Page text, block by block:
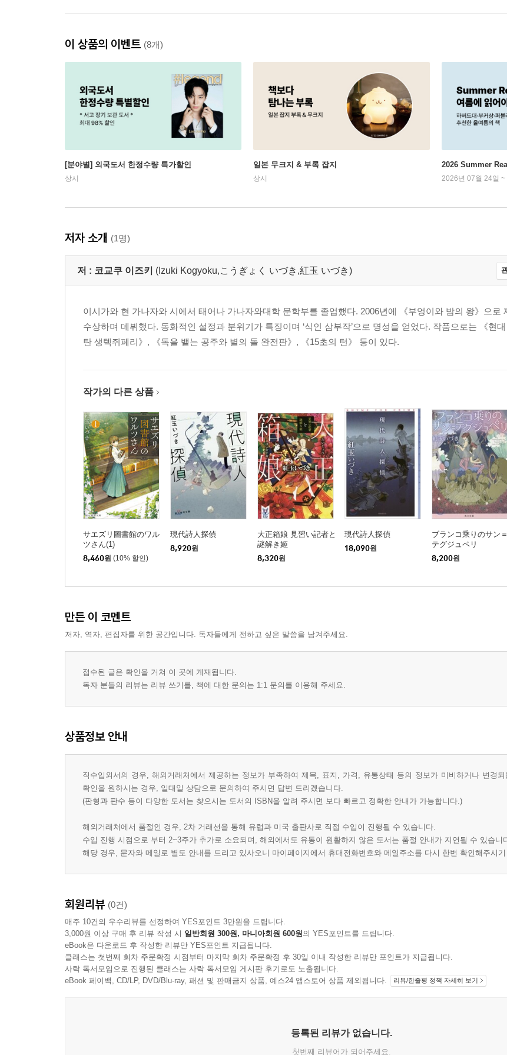
이 상품의 이벤트 (8개)
[분야별] 외국도서 한정수량 특가할인
상시
일본 무크지 & 부록 잡지
상시
2026 Summer
2026년 07월 24일 ~
저자 소개 (1명)
저 : 코교쿠 이즈키 (Izuki Kogyoku,こうぎょく いづき,紅玉 いづき)
이시가와 현 가나자와 시에서 태어나 가나자와대학 문학부를 졸업했다. 2006년에 《부엉이와 밤의 왕》으로
수상하며 데뷔했다. 동화적인 설정과 분위기가 특징이며 ‘식인 삼부작’으로 명성을 얻었다. 작품으로는 《현
탄 생텍쥐페리》, 《독을 뱉는 공주와 별의 돌 완전판》, 《15초의 턴》 등이 있다.
작가의 다른 상품
サエズリ圖書館のワル
ツさん(1)
8,460원 (10% 할인)
現代詩人探偵
8,920원
大正箱娘 見習い記者と
謎解き姬
8,320원
現代詩人探偵
18,090원
ブランコ乘りのサン＝
テグジュペリ
8,200원
만든 이 코멘트
저자, 역자, 편집자를 위한 공간입니다. 독자들에게 전하고 싶은 말씀을 남겨주세요.
접수된 글은 확인을 거쳐 이 곳에 게재됩니다.
독자 분들의 리뷰는 리뷰 쓰기를, 책에 대한 문의는 1:1 문의를 이용해 주세요.
상품정보 안내
직수입외서의 경우, 해외거래처에서 제공하는 정보가 부족하여 제목, 표지, 가격, 유통상태 등의 정보가 미비하거나 변경
확인을 원하시는 경우, 일대일 상담으로 문의하여 주시면 답변 드리겠습니다.
(판형과 판수 등이 다양한 도서는 찾으시는 도서의 ISBN을 알려 주시면 보다 빠르고 정확한 안내가 가능합니다.)
해외거래처에서 품절인 경우, 2차 거래선을 통해 유럽과 미국 출판사로 직접 수입이 진행될 수 있습니다.
수입 진행 시점으로 부터 2~3주가 추가로 소요되며, 해외에서도 유통이 원활하지 않은 도서는 품절 안내가 지연될 수 있습니
해당 경우, 문자와 메일로 별도 안내를 드리고 있사오니 마이페이지에서 휴대전화번호와 메일주소를 다시 한번 확인해주시
회원리뷰 (0건)
매주 10건의 우수리뷰를 선정하여 YES포인트 3만원을 드립니다.
3,000원 이상 구매 후 리뷰 작성 시 일반회원 300원, 마니아회원 600원의 YES포인트를 드립니다.
eBook은 다운로드 후 작성한 리뷰만 YES포인트 지급됩니다.
클래스는 첫번째 회차 주문확정 시점부터 마지막 회차 주문확정 후 30일 이내 작성한 리뷰만 포인트가 지급됩니다.
사락 독서모임으로 진행된 클래스는 사락 독서모임 게시판 후기로도 노출됩니다.
eBook 페이백, CD/LP, DVD/Blu-ray, 패션 및 판매금지 상품, 예스24 앱스토어 상품 제외됩니다.
리뷰/한줄평 정책 자세히 보기
등록된 리뷰가 없습니다.
첫번째 리뷰어가 되어주세요.